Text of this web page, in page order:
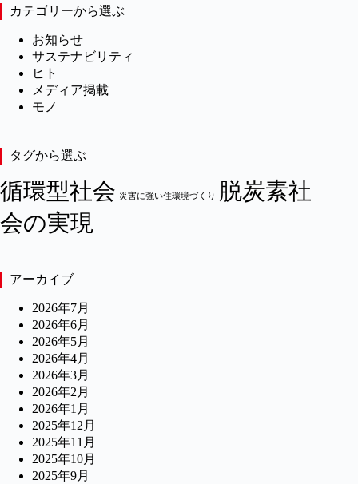
カテゴリーから選ぶ
お知らせ
サステナビリティ
ヒト
メディア掲載
モノ
タグから選ぶ
循環型社会 災害に強い住環境づくり
脱炭素社
会の実現
アーカイブ
2026年7月
2026年6月
2026年5月
2026年4月
2026年3月
2026年2月
2026年1月
2025年12月
2025年11月
2025年10月
2025年9月